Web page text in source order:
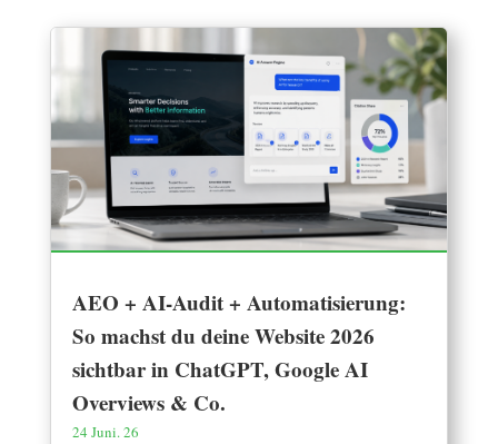
AEO + AI-Audit + Automatisierung:
So machst du deine Website 2026
sichtbar in ChatGPT, Google AI
Overviews & Co.
24 Juni. 26